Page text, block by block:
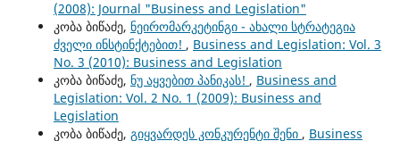
(2008): Journal "Business and Legislation"
კობა ბიწაძე, ნეირომარკეტინგი - ახალი სტრატეგია
ძველი ინსტინქტებით! , Business and Legislation: Vol. 3
No. 3 (2010): Business and Legislation
კობა ბიწაძე, ნუ აყვებით პანიკას! , Business and
Legislation: Vol. 2 No. 1 (2009): Business and
Legislation
კობა ბიწაძე, გიყვარდეს კონკურენტი შენი , Business